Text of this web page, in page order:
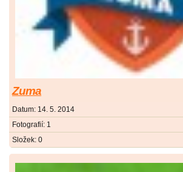
Zuma
Datum: 14. 5. 2014
Fotografií: 1
Složek: 0